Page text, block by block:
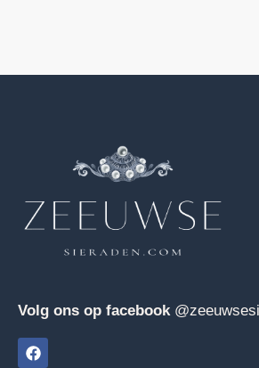
Volg ons op facebook